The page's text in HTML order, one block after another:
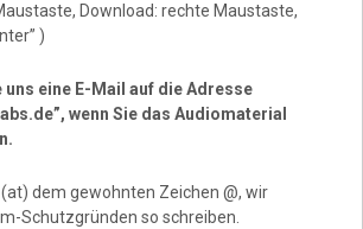
Download: rechte Maustaste,
)
uns eine E-Mail auf die Adresse
wenn Sie das Audiomaterial
dem gewohnten Zeichen @, wir
Schutzgründen so schreiben.